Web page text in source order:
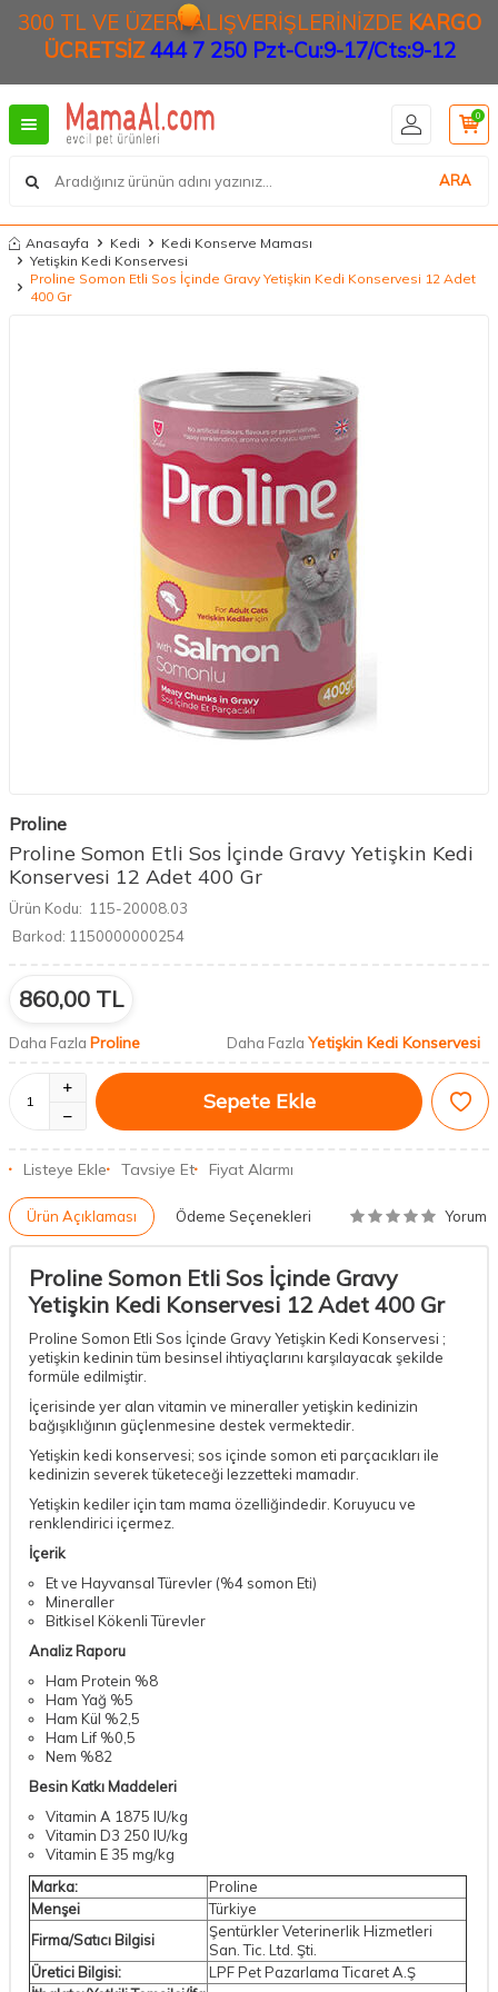
300 TL VE ÜZERİ ALIŞVERİŞLERİNİZDE KARGO
ÜCRETSİZ444 7 250 Pzt-Cu:9-17/Cts:9-12
ARA
0
Anasayfa Kedi
Kedi Konserve Maması
Yetişkin Kedi Konservesi
Proline Somon Etli Sos İçinde Gravy Yetişkin Kedi Konservesi 12 Adet
400 Gr
Proline
Proline Somon Etli Sos İçinde Gravy Yetişkin Kedi
Konservesi 12 Adet 400 Gr
Ürün Kodu: 115-20008.03
Barkod: 1150000000254
860,00 TL
Daha Fazla Proline Daha Fazla Yetişkin Kedi Konservesi
Sepete Ekle
Listeye Ekle Tavsiye Et Fiyat Alarmı
Ürün Açıklaması Ödeme Seçenekleri Yorum
Proline Somon Etli Sos İçinde Gravy
Yetişkin Kedi Konservesi 12 Adet 400 Gr
Proline Somon Etli Sos İçinde Gravy Yetişkin Kedi Konservesi ;
yetişkin kedinin tüm besinsel ihtiyaçlarını karşılayacak şekilde
formüle edilmiştir.
İçerisinde yer alan vitamin ve mineraller yetişkin kedinizin
bağışıklığının güçlenmesine destek vermektedir.
Yetişkin kedi konservesi; sos içinde somon eti parçacıkları ile
kedinizin severek tüketeceği lezzetteki mamadır.
Yetişkin kediler için tam mama özelliğindedir. Koruyucu ve
renklendirici içermez.
İçerik
Et ve Hayvansal Türevler (%4 somon Eti)
Mineraller
Bitkisel Kökenli Türevler
Analiz Raporu
Ham Protein %8
Ham Yağ %5
Ham Kül %2,5
Ham Lif %0,5
Nem %82
Besin Katkı Maddeleri
Vitamin A 1875 IU/kg
Vitamin D3 250 IU/kg
Vitamin E 35 mg/kg
Marka:
Proline
Menşei
Türkiye
Firma/Satıcı Bilgisi
Şentürkler Veterinerlik Hizmetleri
San. Tic. Ltd. Şti.
Üretici Bilgisi:
LPF Pet Pazarlama Ticaret A.Ş